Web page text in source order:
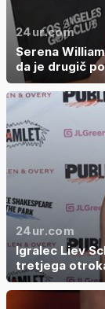
24ur.com
Serena
da je drugič
24ur.com
Igralec Liev
tretjega